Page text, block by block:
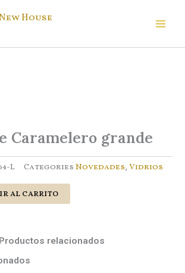
Caramelero grande
L Categories Novedades, Vidrios
al carrito
Productos relacionados